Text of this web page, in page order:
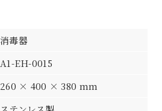
消毒器
A1-EH-0015
260 × 400 × 380 mm